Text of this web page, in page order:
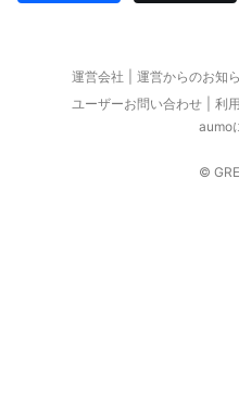
運営会社 運営からのお知
ユーザーお問い合わせ
利
aumo
©